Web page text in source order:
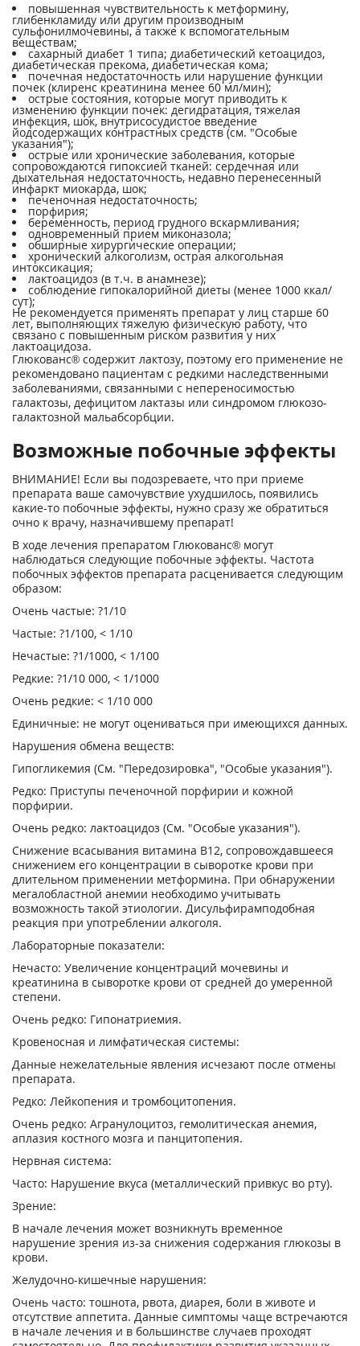
повышенная чувствительность к метформину,
глибенкламиду или другим производным
сульфонилмочевины, а также к вспомогательным
веществам;
сахарный диабет 1 типа; диабетический кетоацидоз,
диабетическая прекома, диабетическая кома;
почечная недостаточность или нарушение функции
почек (клиренс креатинина менее 60 мл/мин);
острые состояния, которые могут приводить к
изменению функции почек: дегидратация, тяжелая
инфекция, шок, внутрисосудистое введение
йодсодержащих контрастных средств (см. "Особые
указания");
острые или хронические заболевания, которые
сопровождаются гипоксией тканей: сердечная или
дыхательная недостаточность, недавно перенесенный
инфаркт миокарда, шок;
печеночная недостаточность;
порфирия;
беременность, период грудного вскармливания;
одновременный прием миконазола;
обширные хирургические операции;
хронический алкоголизм, острая алкогольная
интоксикация;
лактоацидоз (в т.ч. в анамнезе);
соблюдение гипокалорийной диеты (менее 1000 ккал/
сут);
Не рекомендуется применять препарат у лиц старше 60
лет, выполняющих тяжелую физическую работу, что
связано с повышенным риском развития у них
лактоацидоза.
Глюкованс® содержит лактозу, поэтому его применение не
рекомендовано пациентам с редкими наследственными
заболеваниями, связанными с непереносимостью
галактозы, дефицитом лактазы или синдромом глюкозо-
галактозной мальабсорбции.
Возможные побочные эффекты
ВНИМАНИЕ! Если вы подозреваете, что при приеме
препарата ваше самочувствие ухудшилось, появились
какие-то побочные эффекты, нужно сразу же обратиться
очно к врачу, назначившему препарат!
В ходе лечения препаратом Глюкованс® могут
наблюдаться следующие побочные эффекты. Частота
побочных эффектов препарата расценивается следующим
образом:
Очень частые: ?1/10
Частые: ?1/100, < 1/10
Нечастые: ?1/1000, < 1/100
Редкие: ?1/10 000, < 1/1000
Очень редкие: < 1/10 000
Единичные: не могут оцениваться при имеющихся данных.
Нарушения обмена веществ:
Гипогликемия (См. "Передозировка", "Особые указания").
Редко: Приступы печеночной порфирии и кожной
порфирии.
Очень редко: лактоацидоз (См. "Особые указания").
Снижение всасывания витамина В12, сопровождавшееся
снижением его концентрации в сыворотке крови при
длительном применении метформина. При обнаружении
мегалобластной анемии необходимо учитывать
возможность такой этиологии. Дисульфирамподобная
реакция при употреблении алкоголя.
Лабораторные показатели:
Нечасто: Увеличение концентраций мочевины и
креатинина в сыворотке крови от средней до умеренной
степени.
Очень редко: Гипонатриемия.
Кровеносная и лимфатическая системы:
Данные нежелательные явления исчезают после отмены
препарата.
Редко: Лейкопения и тромбоцитопения.
Очень редко: Агранулоцитоз, гемолитическая анемия,
аплазия костного мозга и панцитопения.
Нервная система:
Часто: Нарушение вкуса (металлический привкус во рту).
Зрение:
В начале лечения может возникнуть временное
нарушение зрения из-за снижения содержания глюкозы в
крови.
Желудочно-кишечные нарушения:
Очень часто: тошнота, рвота, диарея, боли в животе и
отсутствие аппетита. Данные симптомы чаще встречаются
в начале лечения и в большинстве случаев проходят